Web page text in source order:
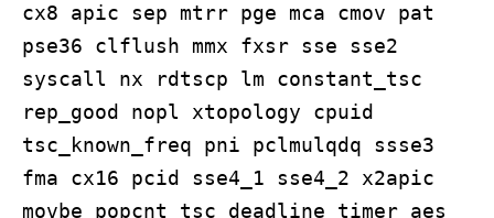
cx8 apic sep mtrr pge mca cmov pat
pse36 clflush mmx fxsr sse sse2
syscall nx rdtscp lm constant_tsc
rep_good nopl xtopology cpuid
tsc_known_freq pni pclmulqdq ssse3
fma cx16 pcid sse4_1 sse4_2 x2apic
movbe popcnt tsc_deadline_timer aes